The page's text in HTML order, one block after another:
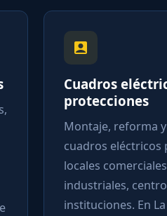
Cuadros
protecciones
Montaje, reforma y
cuadros eléctricos
locales
industriales,
instituciones. En La